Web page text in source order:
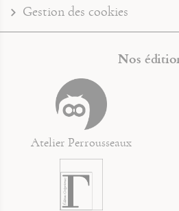
Gestion des cookies
Nos
Atelier Perrousseaux